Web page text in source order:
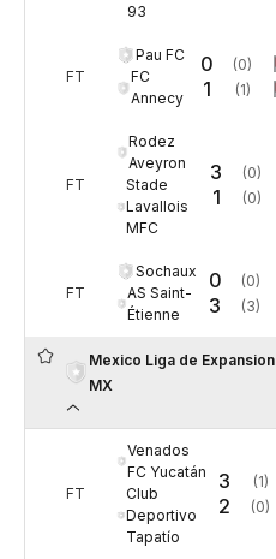
93
FT
Pau FC
FC
Annecy
0
1
(0)
(1)
FT
Rodez
Aveyron
Stade
Lavallois
MFC
3
1
(0)
(0)
FT
Sochaux
AS Saint-
Étienne
0
3
(0)
(3)
Mexico Liga de Expansion
MX
FT
Venados
FC Yucatán
Club
Deportivo
Tapatío
3
2
(1)
(0)